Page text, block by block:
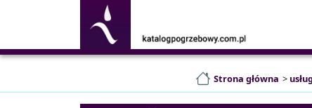
Strona główna >